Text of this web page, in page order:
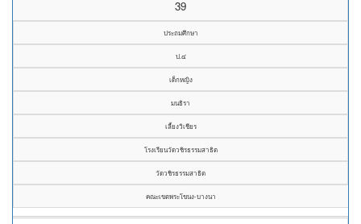
39
ประถมศึกษา
ป.๔
เด็กหญิง
มนธิรา
เลี้ยงวิเชียร
โรงเรียนวัดวชิรธรรมสาธิต
วัดวชิรธรรมสาธิต
คณะเขตพระโขนง-บางนา